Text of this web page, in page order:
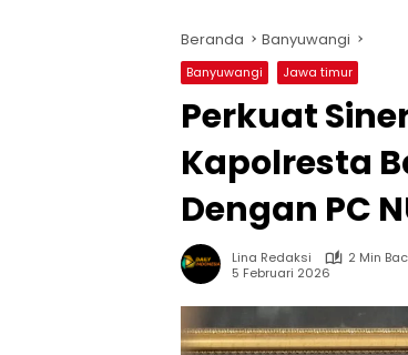
Beranda Banyuwangi
Banyuwangi Jawa timur
Perkuat
Kapolresta
Dengan PC
Lina Redaksi
2 Min
5 Februari 2026